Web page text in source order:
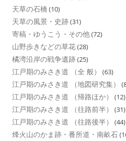
天草の石橋 (10)
天草の風景・史跡(31)
寄稿・ゆうこう・その他(72)
山野歩きなどの草花(28)
橘湾沿岸の戦争遺跡(25)
江戸期のみさき道 （全 般） (63)
江戸期のみさき道 （地図研究集）
江戸期のみさき道 （帰路ほか） (12)
江戸期のみさき道 （往路前半） (31)
江戸期のみさき道 （往路後半） (44)
烽火山のかま跡・番所道・南畝石